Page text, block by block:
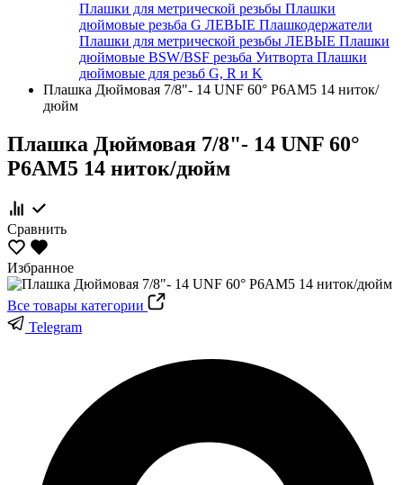
Плашки для метрической резьбы Плашки
дюймовые резьба G ЛЕВЫЕ Плашкодержатели
Плашки для метрической резьбы ЛЕВЫЕ Плашки
дюймовые BSW/BSF резьба Уитворта Плашки
дюймовые для резьб G, R и K
Плашка Дюймовая 7/8"- 14 UNF 60° Р6АМ5 14 ниток/
дюйм
Плашка Дюймовая 7/8"- 14 UNF 60°
Р6АМ5 14 ниток/дюйм
Сравнить
Избранное
Все товары категории
Telegram